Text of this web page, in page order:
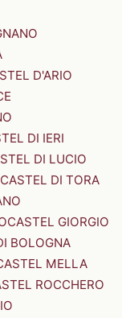
D'ARIO
DI IERI
DI LUCIO
CASTEL DI TORA
CASTEL GIORGIO
BOLOGNA
MELLA
ROCCHERO